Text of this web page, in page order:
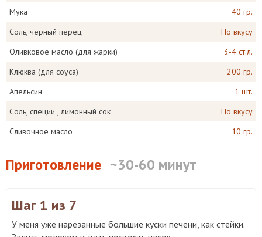
Мука
40 гр.
Соль, черный перец
По вкусу
Оливковое масло (для жарки)
3-4 ст.л.
Клюква (для соуса)
200 гр.
Апельсин
1 шт.
Соль, специи , лимонный сок
По вкусу
Сливочное масло
10 гр.
Приготовление ~30-60 минут
Шаг 1 из 7
У меня уже нарезанные большие куски печени, как стейки.